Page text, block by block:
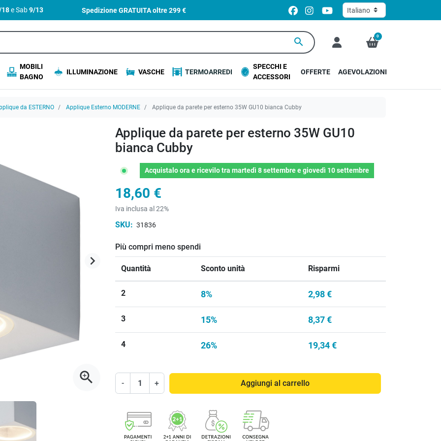
18e Sab9/13 Spedizione GRATUITA oltre299 €
search 0
MOBILI
BAGNO
ILLUMINAZIONE VASCHE TERMOARREDI
SPECCHI E
ACCESSORI
OFFERTE AGEVOLAZIONI
da ESTERNO Applique Esterno MODERNE Applique da parete per esterno 35W GU10 bianca Cubby
Successivo
keyboard_arrow_right
zoom_in
Applique da parete per esterno 35W GU10
bianca Cubby
Acquistalo ora e ricevilotramartedì 8 settembreegiovedì 10 settembre
18,60 €
Iva inclusa al 22%
SKU: 31836
Più compri meno spendi
Quantità Sconto unità Risparmi
2 8% 2,98 €
3 15% 8,37 €
4 26% 19,34 €
- + Aggiungi al carrello